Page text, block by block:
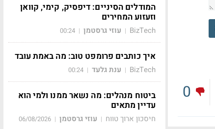
0
המודלים הסיניים: דיפסיק, קימי, קוואן
וזעזוע המחירים
BizTech
| עוזי גרסטמן |
00:24
איך כותבים פרומפט טוב: מה באמת עובד
BizTech
| ענת גלעד |
00:24
ביטוח מנהלים: מה נשאר ממנו ולמי הוא
עדיין מתאים
חיסכון ארוך טווח | עוזי גרסטמן |
06/08/2026